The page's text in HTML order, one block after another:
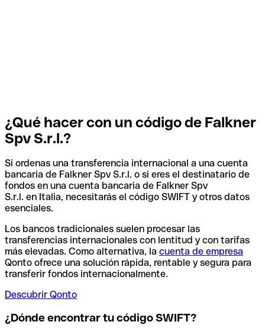
¿Qué hacer con un código de Falkner
Spv S.r.l.?
Si ordenas una transferencia internacional a una cuenta
bancaria de Falkner Spv S.r.l. o si eres el destinatario de
fondos en una cuenta bancaria de Falkner Spv
S.r.l. en Italia, necesitarás el código SWIFT y otros datos
esenciales.
Los bancos tradicionales suelen procesar las
transferencias internacionales con lentitud y con tarifas
más elevadas. Como alternativa, la cuenta de empresa
Qonto ofrece una solución rápida, rentable y segura para
transferir fondos internacionalmente.
Descubrir Qonto
¿Dónde encontrar tu código SWIFT?